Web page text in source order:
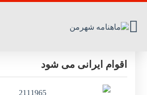
کرمانشاه میزبان نخستین
اقوام ایرانی می شود